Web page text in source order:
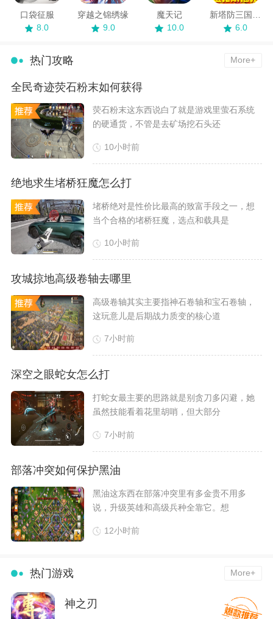
口袋征服
8.0
穿越之锦绣缘
9.0
魔天记
10.0
6.0
热门攻略 More+
全民奇迹荧石粉末如何获得
​荧石粉末这东西说白了就是游戏里萤石系统
的硬通货，不管是去矿场挖石头还
10小时前
绝地求生堵桥狂魔怎么打
堵桥绝对是性价比最高的致富手段之一，想
当个合格的堵桥狂魔，选点和载具是
10小时前
攻城掠地高级卷轴去哪里
​高级卷轴其实主要指神石卷轴和宝石卷轴，
这玩意儿是后期战力质变的核心道
7小时前
深空之眼蛇女怎么打
​打蛇女最主要的思路就是别贪刀多闪避，她
虽然技能看着花里胡哨，但大部分
7小时前
部落冲突如何保护黑油
​黑油这东西在部落冲突里有多金贵不用多
说，升级英雄和高级兵种全靠它。想
12小时前
热门游戏 More+
神之刃